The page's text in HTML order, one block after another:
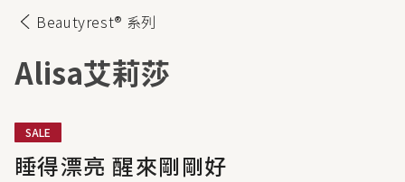
Beautyrest® 系列
Alisa艾莉莎
SALE
睡得漂亮 醒來剛剛好